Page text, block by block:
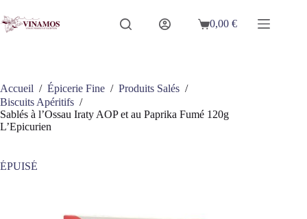
au
contenu
Panier
0,00€
Accueil / Épicerie Fine / Produits Salés /
Biscuits Apéritifs /
Sablés à l’Ossau Iraty AOP et au Paprika Fumé 120g
L’Epicurien
ÉPUISÉ